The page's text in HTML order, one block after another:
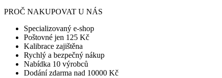
PROČ NAKUPOVAT U NÁS
Specializovaný e-shop
Poštovné jen 125 Kč
Kalibrace zajištěna
Rychlý a bezpečný nákup
Nabídka 10 výrobců
Dodání zdarma nad 10000 Kč